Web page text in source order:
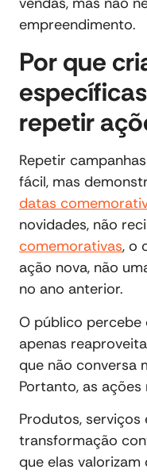
empreendimento.
Por que
repetir
Repetir
fácil, mas
datas
novidades, não
comemorativas, o
ação nova, não
no ano anterior.
O público
apenas
que não conversa
Portanto, as
Produtos,
transformação
que elas